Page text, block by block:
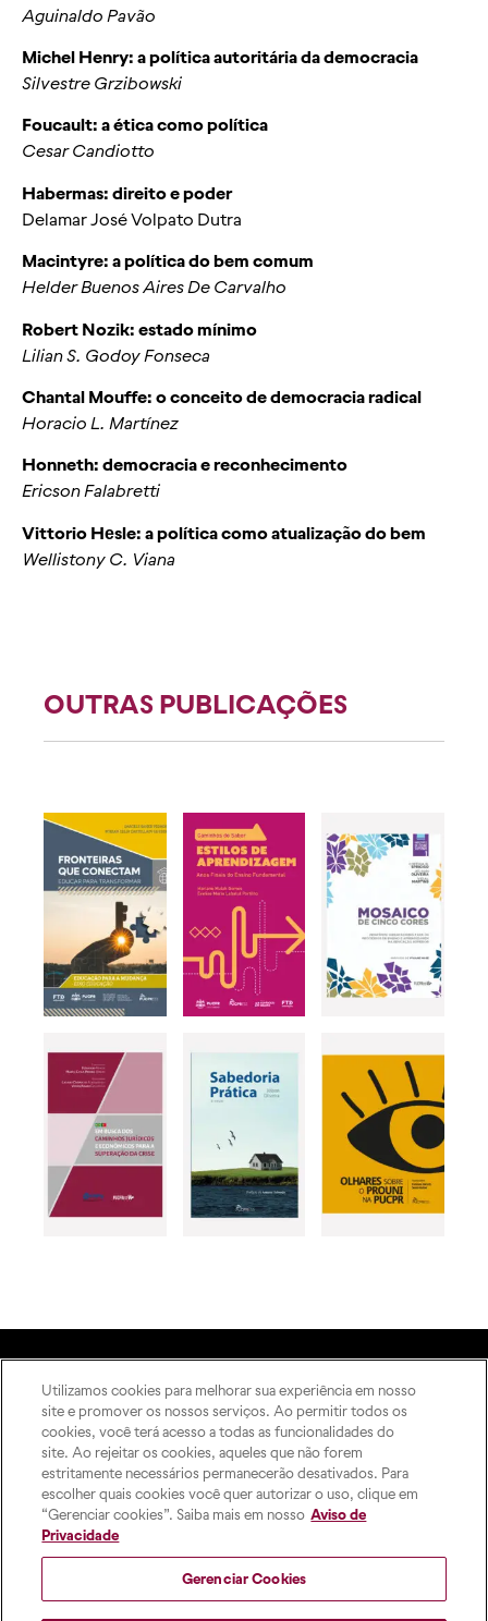
Aguinaldo Pavão
Michel Henry: a política autoritária da democracia
Silvestre Grzibowski
Foucault: a ética como política
Cesar Candiotto
Habermas: direito e poder
Delamar José Volpato Dutra
Macintyre: a política do bem comum
Helder Buenos Aires De Carvalho
Robert Nozik: estado mínimo
Lilian S. Godoy Fonseca
Chantal Mouffe: o conceito de democracia radical
Horacio L. Martínez
Honneth: democracia e reconhecimento
Ericson Falabretti
Vittorio Hеsle: a política como atualização do bem
Wellistony C. Viana
OUTRAS PUBLICAÇÕES
Rua Imaculada Conceição,
1155 – Prado Velho,
Curitiba – PR, 80215-901
Das 8h às 17h, de segunda a
sexta-feira
pucpress@pucpr.br
+55 (41) 9 9860-2728
A Editora
Como publicar
ODS
Contato
Utilizamos cookies para melhorar sua experiência em nosso
site e promover os nossos serviços. Ao permitir todos os
cookies, você terá acesso a todas as funcionalidades do
site. Ao rejeitar os cookies, aqueles que não forem
estritamente necessários permanecerão desativados. Para
escolher quais cookies você quer autorizar o uso, clique em
“Gerenciar cookies”. Saiba mais em nosso Aviso de
Privacidade
Gerenciar Cookies